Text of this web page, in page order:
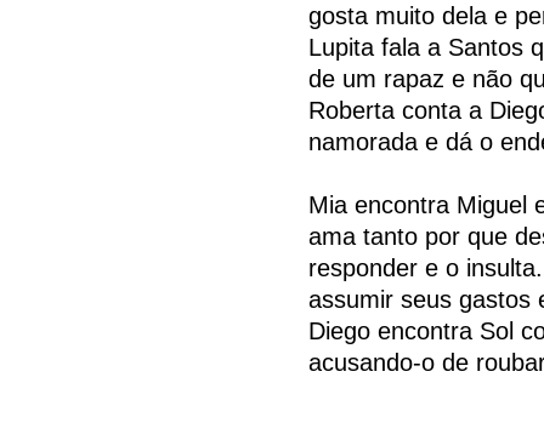
gosta muito dela e
Lupita fala a Santos
de um rapaz e não
Roberta conta a
namorada e dá o
Mia encontra Miguel
ama tanto por que
responder e o
assumir seus gastos
Diego encontra Sol
acusando-o de